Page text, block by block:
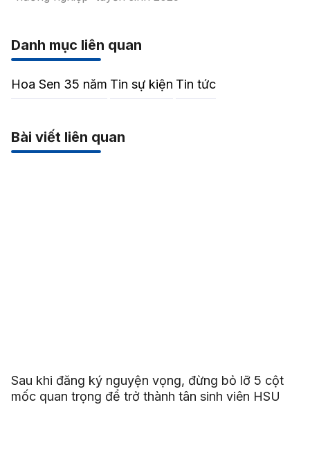
Danh mục liên quan
Hoa Sen 35 năm Tin sự kiện Tin tức
Bài viết liên quan
Sau khi đăng ký nguyện vọng, đừng bỏ lỡ 5 cột
mốc quan trọng để trở thành tân sinh viên HSU